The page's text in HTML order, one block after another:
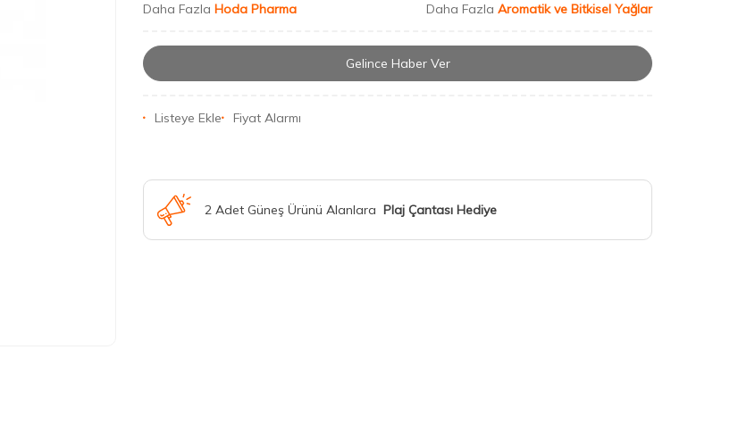
Daha Fazla Hoda Pharma Daha Fazla Aromatik ve Bitkisel Yağlar
Gelince Haber Ver
Listeye Ekle Fiyat Alarmı
2 Adet Güneş Ürünü Alanlara Plaj Çantası Hediye